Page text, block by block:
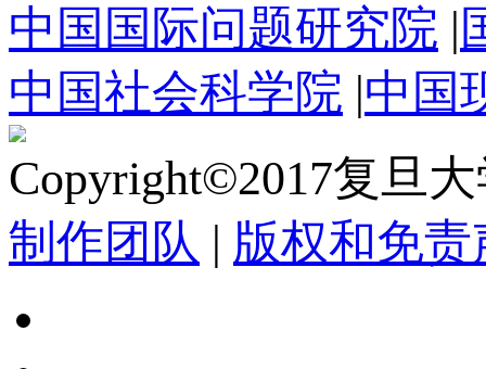
中国国际问题研究院 |
中国社会科学院 |中国
Copyright©2017复旦
制作团队 | 版权和免责